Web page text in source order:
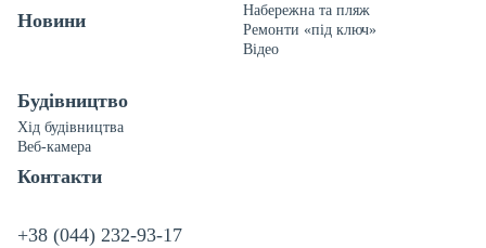
Новини
Набережна та пляж
Ремонти «під ключ»
Відео
Будівництво
Хід будівництва
Веб-камера
Контакти
+38 (044) 232-93-17